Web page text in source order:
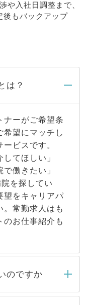
や入社日調整まで、
後もバックアップ
は？
ナーがご希望条
希望にマッチし
ビスです。
てほしい」
働きたい」
を探してい
望をキャリアパ
。常勤求人はも
のお仕事紹介も
のですか
弊社担当者がご